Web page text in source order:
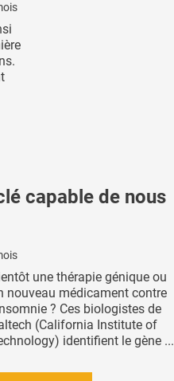
capable de nous
une thérapie génique ou
nouveau médicament contre
? Ces biologistes de
(California Institute of
identifient le gène ...